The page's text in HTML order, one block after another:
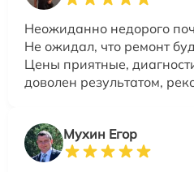
Неожиданно недорого
Не ожидал, что ремонт
Цены приятные,
доволен результатом,
Мухин Егор